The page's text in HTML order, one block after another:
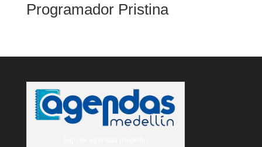
Programador Pristina